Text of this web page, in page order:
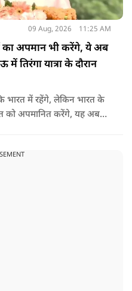
09 Aug, 2026 11:25 AM
का अपमान भी करेंगे, ये अब
तिरंगा यात्रा के दौरान
भारत में रहेंगे, लेकिन भारत के
को अपमानित करेंगे, यह अब
है.